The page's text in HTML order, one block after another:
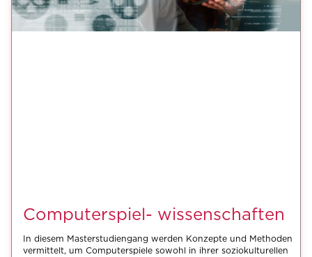
Computerspiel- wissenschaften
In diesem Masterstudiengang werden Konzepte und Methoden
vermittelt, um Computerspiele sowohl in ihrer soziokulturellen